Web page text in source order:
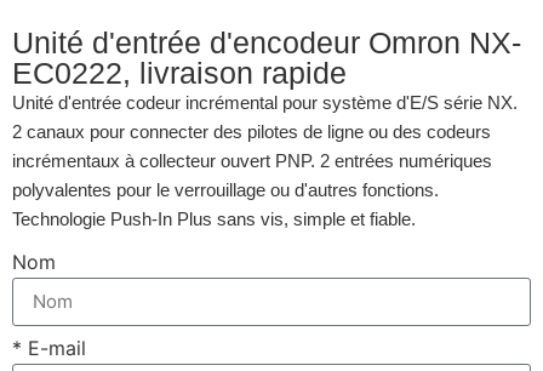
Unité d'entrée d'encodeur Omron NX-
EC0222, livraison rapide
Unité d'entrée codeur incrémental pour système d'E/S série NX.
2 canaux pour connecter des pilotes de ligne ou des codeurs
incrémentaux à collecteur ouvert PNP. 2 entrées numériques
polyvalentes pour le verrouillage ou d'autres fonctions.
Technologie Push-In Plus sans vis, simple et fiable.
Nom
* E-mail